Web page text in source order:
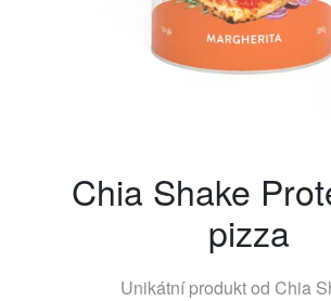
Chia Shake
pizza
Unikátní produkt od Chia